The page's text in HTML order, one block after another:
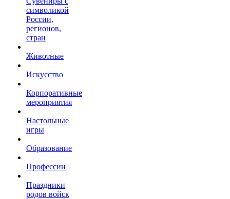
символикой
России,
регионов,
стран
Животные
Искусство
Корпоративные
мероприятия
Настольные
игры
Образование
Профессии
Праздники
родов войск